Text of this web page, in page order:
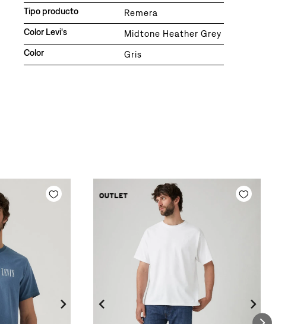
Tipo producto
Remera
Color Levi's
Midtone Heather Grey
Color
Gris